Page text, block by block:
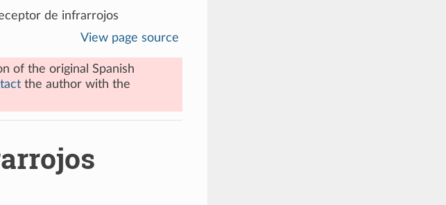
de infrarrojos
View page source
of the original Spanish
the author with the